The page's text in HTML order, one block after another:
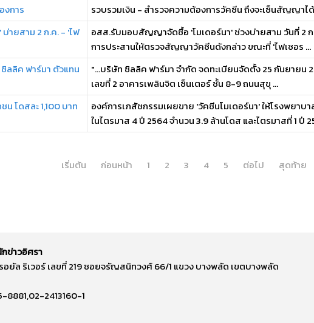
งการ
รวบรวมเงิน - สำรวจความต้องการวัคซีน ถึงจะเซ็นสัญญาไ
ายสาม 2 ก.ค. - 'ไฟ
อสส.รับมอบสัญญาจัดซื้อ 'โมเดอร์นา' ช่วงบ่ายสาม วันที่ 2 ก
การประสานให้ตรวจสัญญาวัคซีนดังกล่าว ขณะที่ 'ไฟเซอร ...
ลลิค ฟาร์มา ตัวแทน
"...บริษัท ซิลลิค ฟาร์มา จำกัด จดทะเบียนจัดตั้ง 25 กันยาย
เลขที่ 2 อาคารเพลินจิต เซ็นเตอร์ ชั้น 8-9 ถนนสุขุ ...
น โดสละ 1,100 บาท
องค์การเภสัชกรรมเผยขาย 'วัคซีนโมเดอร์นา' ให้โรงพยาบา
ในไตรมาส 4 ปี 2564 จำนวน 3.9 ล้านโดส และไตรมาสที่ 1 ปี
เริ่มต้น
ก่อนหน้า 1 2 3 4 5 ต่อไป สุดท้าย
ข่าวอิศรา
รอยัล ริเวอร์ เลขที่ 219 ซอยจรัญสนิทวงศ์ 66/1 แขวง บางพลัด เขตบางพลัด
8881,02-2413160-1